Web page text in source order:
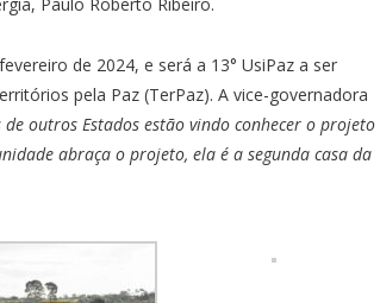
de 2024, e será a 13° UsiPaz a ser
pela Paz (TerPaz). A vice-governadora
de outros Estados estão vindo conhecer o projeto
abraça o projeto, ela é a segunda casa da